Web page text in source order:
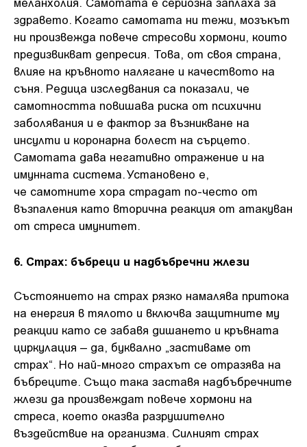
здравето. Когато самотата ни тежи, мозъкът
ни произвежда повече стресови хормони, които
предизвикват депресия. Това, от своя страна,
влияе на кръвното налягане и качеството на
съня. Редица изследвания са показали, че
самотността повишава риска от психични
заболявания и е фактор за възникване на
инсулти и коронарна болест на сърцето.
Самотата дава негативно отражение и на
имунната система. Установено е,
че самотните хора страдат по-често от
възпаления като вторична реакция от атакуван
от стреса имунитет.
6. Страх: бъбреци и надбъбречни жлези
Състоянието на страх рязко намалява притока
на енергия в тялото и включва защитните му
реакции като се забавя дишането и кръвната
циркулация – да, буквално „застиваме от
страх“. Но най-много страхът се отразява на
бъбреците. Също така заставя надбъбречните
жлези да произвеждат повече хормони на
стреса, което оказва разрушително
въздействие на организма. Силният страх